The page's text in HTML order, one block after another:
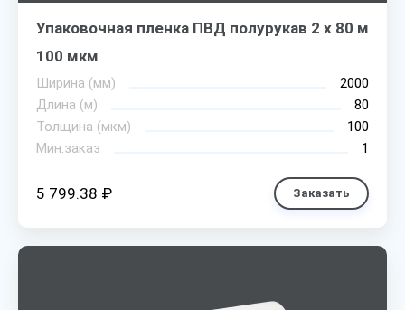
Упаковочная пленка ПВД полурукав 2 х 80 м
100 мкм
Ширина (мм)
2000
Длина (м)
80
Толщина (мкм)
100
Мин.заказ
1
5 799.38 ₽ Заказать